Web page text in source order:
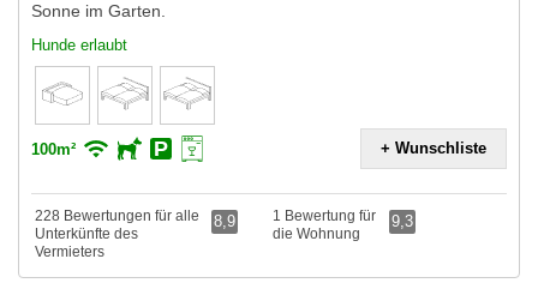
Sonne im Garten.
Hunde erlaubt
100m² + Wunschliste
228 Bewertungen für alle
Unterkünfte des
Vermieters
8,9
1 Bewertung für
die Wohnung
9,3